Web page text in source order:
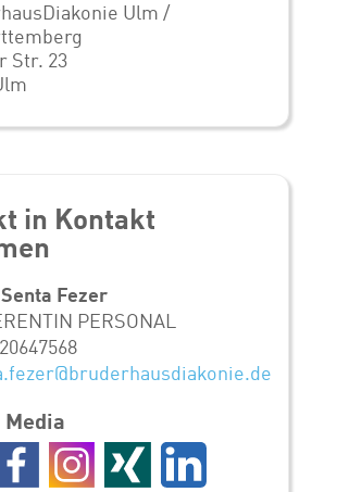
Ulm /
Str. 23
in Kontakt
Fezer
PERSONAL